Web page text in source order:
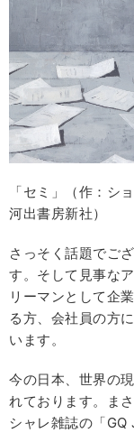
「セミ」（作：
河出書房新社）
さっそく話題でご
す。そして見事な
リーマンとして企
る方、会社員の方
います。
今の日本、世界の
れております。ま
シャレ雑誌の「GQ